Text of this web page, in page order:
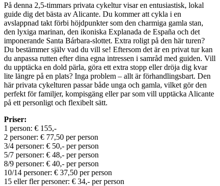
På denna 2,5-timmars privata cykeltur visar en entusiastisk, lokal
guide dig det bästa av Alicante. Du kommer att cykla i en
avslappnad takt förbi höjdpunkter som den charmiga gamla stan,
den lyxiga marinan, den ikoniska Explanada de España och det
imponerande Santa Bárbara-slottet. Extra roligt på den här turen?
Du bestämmer själv vad du vill se! Eftersom det är en privat tur kan
du anpassa rutten efter dina egna intressen i samråd med guiden. Vill
du upptäcka en dold pärla, göra ett extra stopp eller dröja dig kvar
lite längre på en plats? Inga problem – allt är förhandlingsbart. Den
här privata cykelturen passar både unga och gamla, vilket gör den
perfekt för familjer, kompisgäng eller par som vill upptäcka Alicante
på ett personligt och flexibelt sätt.
Priser:
1 person: € 155,-
2 personer: € 77,50 per person
3/4 personer: € 50,- per person
5/7 personer: € 48,- per person
8/9 personer: € 40,- per person
10/14 personer: € 37,50 per person
15 eller fler personer: € 34,- per person